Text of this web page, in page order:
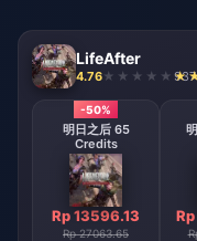
LifeAfter
4.76
-50%
明日之后 65
Credits
Rp 13596.13
Rp 27063.65